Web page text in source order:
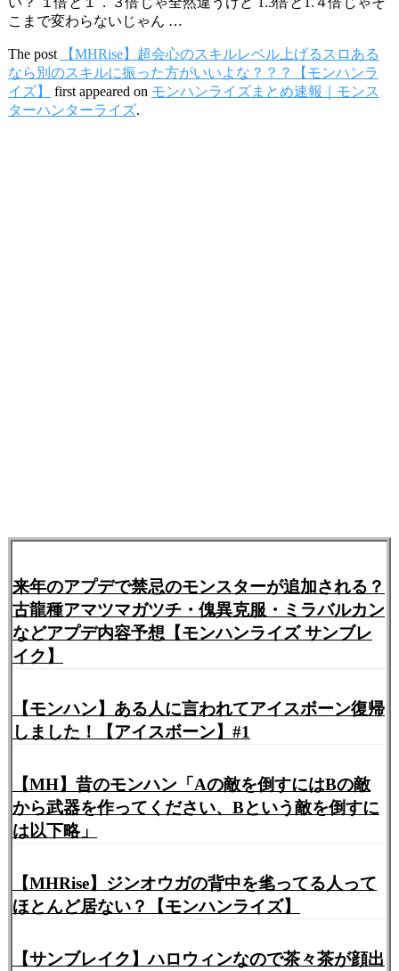
こまで変わらないじゃん …
The post
【MHRise】超会心のスキルレベル上げるスロある
なら別のスキルに振った方がいいよな？？？【モンハンラ
イズ】
first appeared on モンハンライズまとめ速報｜モンス
ターハンターライズ.
来年のアプデで禁忌のモンスターが追加される？
古龍種アマツマガツチ・傀異克服・ミラバルカン
などアプデ内容予想【モンハンライズ サンブレ
イク】
【モンハン】ある人に言われてアイスボーン復帰
しました！【アイスボーン】#1
【MH】昔のモンハン「Aの敵を倒すにはBの敵
から武器を作ってください、Bという敵を倒すに
は以下略」
【MHRise】ジンオウガの背中を毟ってる人って
ほとんど居ない？【モンハンライズ】
【サンブレイク】ハロウィンなので茶々茶が顔出